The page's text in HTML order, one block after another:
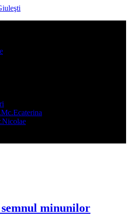
semnul minunilor